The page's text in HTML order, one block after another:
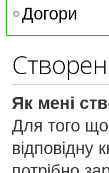
Догори
Як мені
Для того